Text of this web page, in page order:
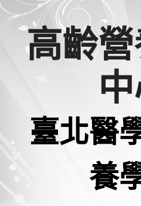
跳
高齡
臺北醫
養